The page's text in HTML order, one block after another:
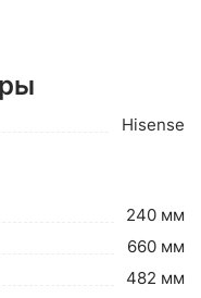
Hisense
240 мм
660 мм
482 мм